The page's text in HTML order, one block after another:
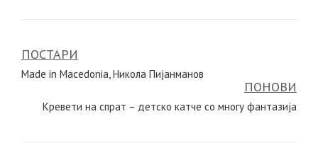
Навигација
на
напис
ПОСТАРИ
Made in Macedonia, Никола Пијанманов
ПОНОВИ
Кревети на спрат – детско катче со многу фантазија